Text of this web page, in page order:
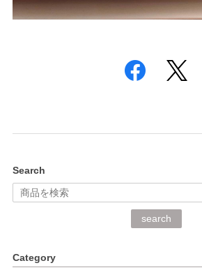
Search
search
Category